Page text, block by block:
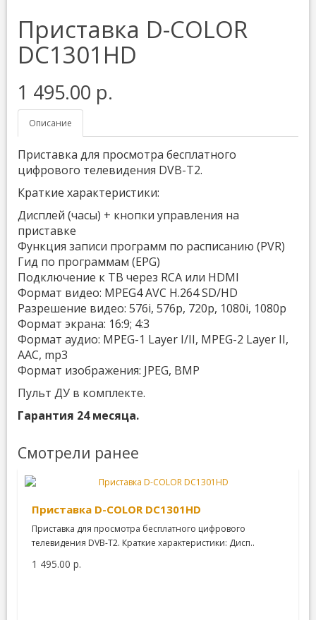
Приставка D-COLOR
DC1301HD
1 495.00 р.
Описание
Приставка для просмотра бесплатного
цифрового телевидения DVB-T2.
Краткие характеристики:
Дисплей (часы) + кнопки управления на
приставке
Функция записи программ по расписанию (PVR)
Гид по программам (EPG)
Подключение к ТВ через RCA или HDMI
Формат видео: MPEG4 AVC H.264 SD/HD
Разрешение видео: 576i, 576p, 720p, 1080i, 1080p
Формат экрана: 16:9; 4:3
Формат аудио: MPEG-1 Layer I/II, MPEG-2 Layer II,
AAC, mp3
Формат изображения: JPEG, BMP
Пульт ДУ в комплекте.
Гарантия 24 месяца.
Смотрели ранее
Приставка D-COLOR DC1301HD
Приставка для просмотра бесплатного цифрового
телевидения DVB-T2. Краткие характеристики: Дисп..
1 495.00 р.